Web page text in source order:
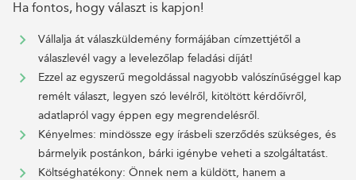
Ha fontos, hogy választ is kapjon!
Vállalja át válaszküldemény formájában címzettjétől a
válaszlevél vagy a levelezőlap feladási díját!
Ezzel az egyszerű megoldással nagyobb valószínűséggel kap
remélt választ, legyen szó levélről, kitöltött kérdőívről,
adatlapról vagy éppen egy megrendelésről.
Kényelmes: mindössze egy írásbeli szerződés szükséges, és
bármelyik postánkon, bárki igénybe veheti a szolgáltatást.
Költséghatékony: Önnek nem a küldött, hanem a